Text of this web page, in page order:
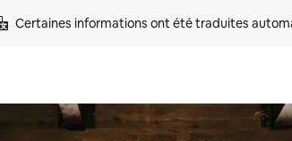
Certaines informations ont été traduites